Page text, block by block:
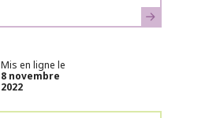
En savoir plus
Mis en ligne le
8 novembre
2022